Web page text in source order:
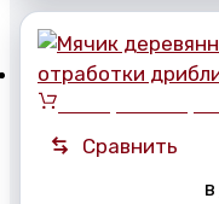
Сравнить
в